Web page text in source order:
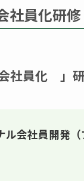
社員化研修
社員化 」
会社員開発